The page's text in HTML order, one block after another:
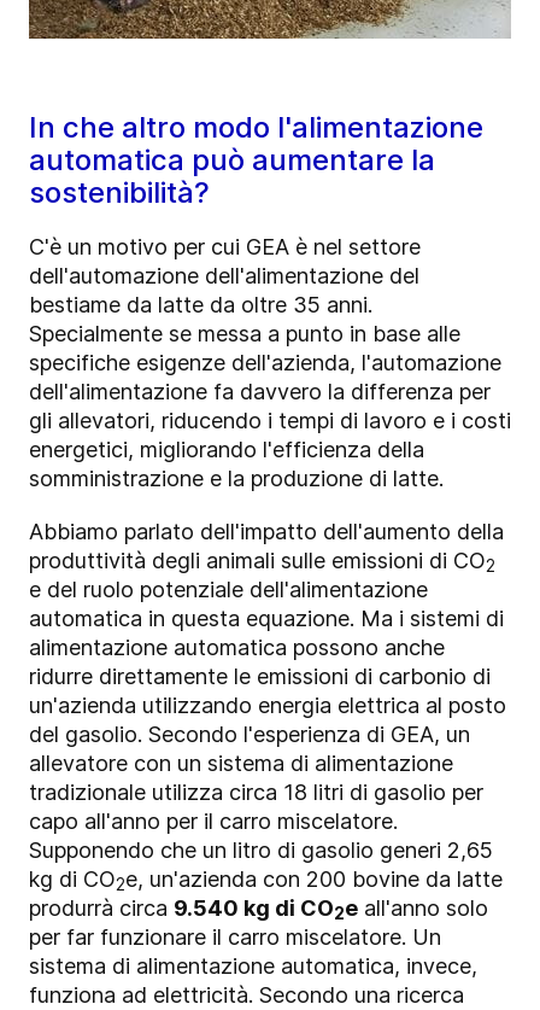
In che altro modo l'alimentazione
automatica può aumentare la
sostenibilità?
C'è un motivo per cui GEA è nel settore
dell'automazione dell'alimentazione del
bestiame da latte da oltre 35 anni.
Specialmente se messa a punto in base alle
specifiche esigenze dell'azienda, l'automazione
dell'alimentazione fa davvero la differenza per
gli allevatori, riducendo i tempi di lavoro e i costi
energetici, migliorando l'efficienza della
somministrazione e la produzione di latte.
Abbiamo parlato dell'impatto dell'aumento della
produttività degli animali sulle emissioni di CO2
e del ruolo potenziale dell'alimentazione
automatica in questa equazione. Ma i sistemi di
alimentazione automatica possono anche
ridurre direttamente le emissioni di carbonio di
un'azienda utilizzando energia elettrica al posto
del gasolio. Secondo l'esperienza di GEA, un
allevatore con un sistema di alimentazione
tradizionale utilizza circa 18 litri di gasolio per
capo all'anno per il carro miscelatore.
Supponendo che un litro di gasolio generi 2,65
kg di CO2e, un'azienda con 200 bovine da latte
produrrà circa 9.540 kg di CO2e all'anno solo
per far funzionare il carro miscelatore. Un
sistema di alimentazione automatica, invece,
funziona ad elettricità. Secondo una ricerca